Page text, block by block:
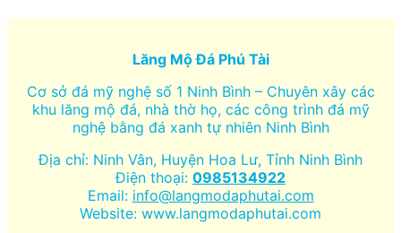
Lăng Mộ Đá Phú Tài
Cơ sở đá mỹ nghệ số 1 Ninh Bình – Chuyên xây các
khu lăng mộ đá, nhà thờ họ, các công trình đá mỹ
nghệ bằng đá xanh tự nhiên Ninh Bình
Địa chỉ: Ninh Vân, Huyện Hoa Lư, Tỉnh Ninh Bình
Điện thoại: 0985134922
Email: info@langmodaphutai.com
Website: www.langmodaphutai.com